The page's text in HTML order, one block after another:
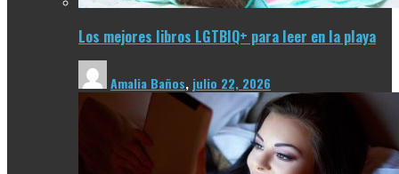
Los mejores libros LGTBIQ+ para leer en la playa
Amalia Baños, julio 22, 2026